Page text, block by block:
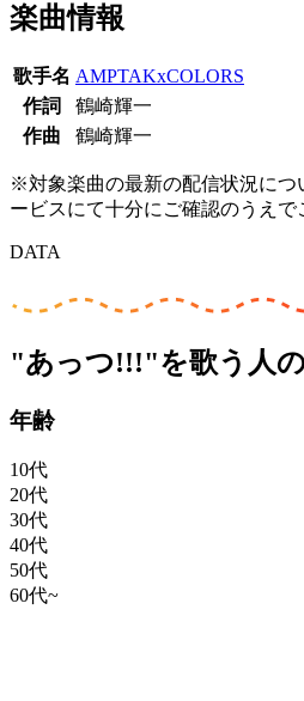
楽曲情報
歌手名 AMPTAKxCOLORS
作詞
鶴崎輝一
作曲
鶴崎輝一
※対象楽曲の最新の配信状況につ
ービスにて十分にご確認のうえで
DATA
"あっつ!!!"を歌う人
年齢
10代
20代
30代
40代
50代
60代~